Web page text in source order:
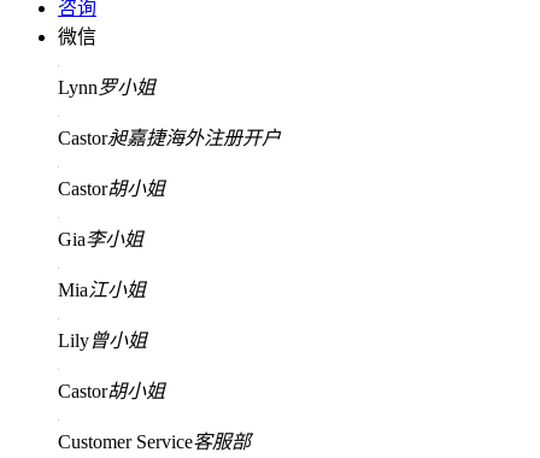
咨询
微信
Lynn罗小姐
Castor昶嘉捷海外注册开户
Castor胡小姐
Gia李小姐
Mia江小姐
Lily曾小姐
Castor胡小姐
Customer Service客服部